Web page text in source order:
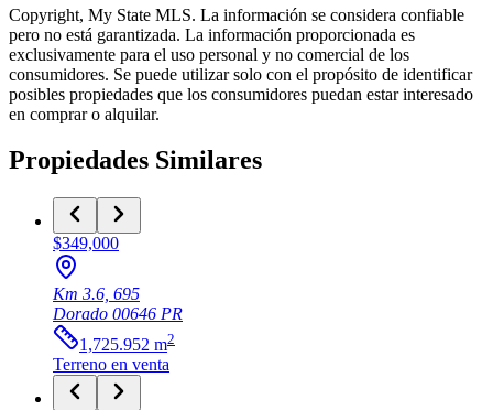
Copyright, My State MLS. La información se considera confiable
pero no está garantizada. La información proporcionada es
exclusivamente para el uso personal y no comercial de los
consumidores. Se puede utilizar solo con el propósito de identificar
posibles propiedades que los consumidores puedan estar interesado
en comprar o alquilar.
Propiedades Similares
$349,000
Km 3.6, 695
Dorado 00646 PR
1,725.952 m2
Terreno en venta